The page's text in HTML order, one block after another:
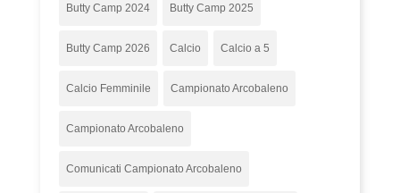
Butty Camp 2024 Butty Camp 2025
Butty Camp 2026 Calcio Calcio a 5
Calcio Femminile Campionato Arcobaleno
Campionato Arcobaleno
Comunicati Campionato Arcobaleno